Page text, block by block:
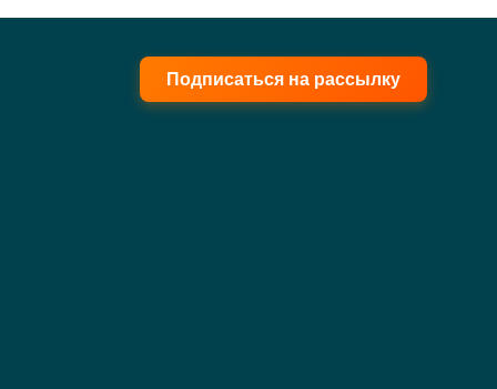
Подписаться на рассылку